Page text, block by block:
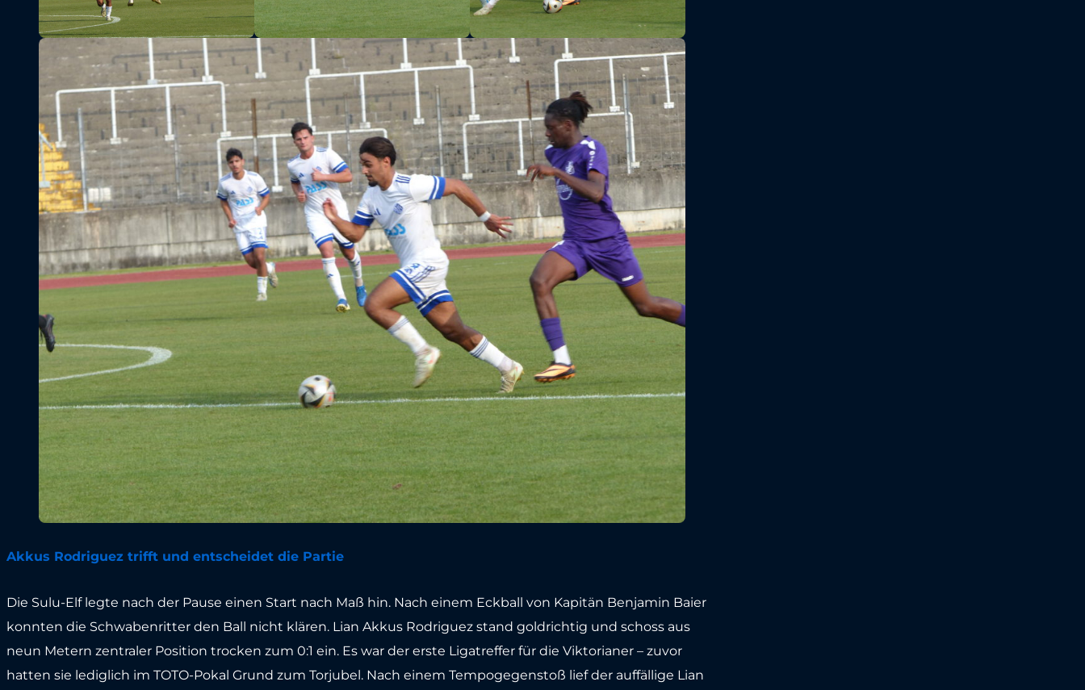
Akkus Rodriguez trifft und entscheidet die Partie
Die Sulu-Elf legte nach der Pause einen Start nach Maß hin. Nach einem Eckball von Kapitän Benjamin Baier
konnten die Schwabenritter den Ball nicht klären. Lian Akkus Rodriguez stand goldrichtig und schoss aus
neun Metern zentraler Position trocken zum 0:1 ein. Es war der erste Ligatreffer für die Viktorianer – zuvor
hatten sie lediglich im TOTO-Pokal Grund zum Torjubel. Nach einem Tempogegenstoß lief der auffällige Lian